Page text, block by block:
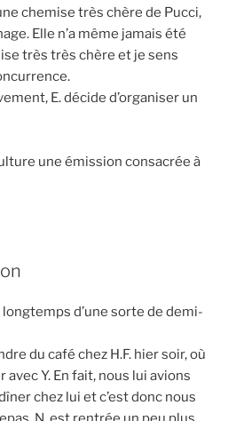
chemise très chère de Pucci,
Elle n’a même jamais été
très très chère et je sens
E. décide d’organiser un
une émission consacrée à
longtemps d’une sorte de demi-
du café chez H.F. hier soir, où
Y. En fait, nous lui avions
chez lui et c’est donc nous